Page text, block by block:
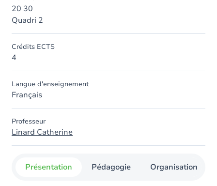
20 30
Quadri 2
Crédits ECTS
4
Langue d'enseignement
Français
Professeur
Linard Catherine
Présentation Pédagogie Organisation